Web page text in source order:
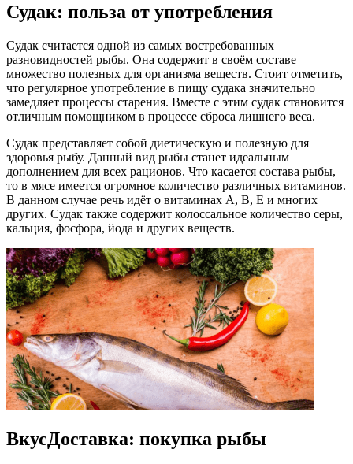
Судак: польза от употребления
Судак считается одной из самых востребованных
разновидностей рыбы. Она содержит в своём составе
множество полезных для организма веществ. Стоит отметить,
что регулярное употребление в пищу судака значительно
замедляет процессы старения. Вместе с этим судак становится
отличным помощником в процессе сброса лишнего веса.
Судак представляет собой диетическую и полезную для
здоровья рыбу. Данный вид рыбы станет идеальным
дополнением для всех рационов. Что касается состава рыбы,
то в мясе имеется огромное количество различных витаминов.
В данном случае речь идёт о витаминах A, B, E и многих
других. Судак также содержит колоссальное количество серы,
кальция, фосфора, йода и других веществ.
ВкусДоставка: покупка рыбы